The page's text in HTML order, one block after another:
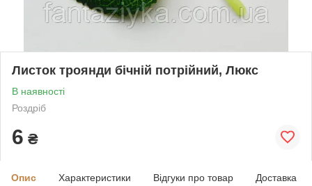
Листок троянди бічній потрійний, Люкс
В наявності
Роздріб
6 ₴
Опис Характеристики Відгуки про товар Доставка